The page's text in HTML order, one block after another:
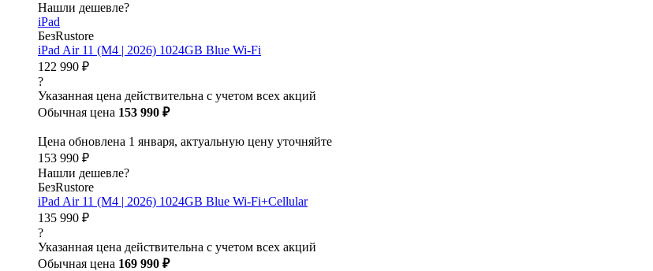
Нашли дешевле?
iPad
БезRustore
iPad Air 11 (M4 | 2026) 1024GB Blue Wi-Fi
122 990 ₽
?
Указанная цена действительна с учетом всех акций
Обычная цена 153 990 ₽
Цена обновлена 1 января, актуальную цену уточняйте
153 990 ₽
Нашли дешевле?
БезRustore
iPad Air 11 (M4 | 2026) 1024GB Blue Wi-Fi+Cellular
135 990 ₽
?
Указанная цена действительна с учетом всех акций
Обычная цена 169 990 ₽